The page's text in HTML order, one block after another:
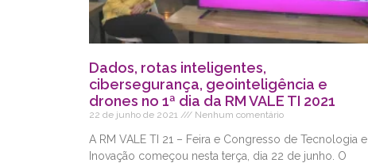
Dados, rotas inteligentes,
cibersegurança, geointeligência e
drones no 1ª dia da RM VALE TI 2021
22 de junho de 2021 Nenhum comentário
A RM VALE TI 21 – Feira e Congresso de Tecnologia e
Inovação começou nesta terça, dia 22 de junho. O